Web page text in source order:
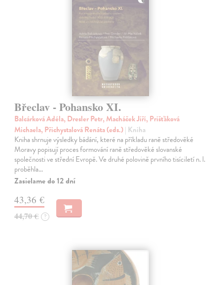
Břeclav - Pohansko XI.
Balcárková Adéla, Dresler Petr, Macháček Jiří, Prišťáková
Michaela, Přichystalová Renáta (eds.)| Kniha
Kniha shrnuje výsledky bádání, které na příkladu raně středověké
Moravy popisují proces formování raně středověké slovanské
společnosti ve střední Evropě. Ve druhé polovině prvního tisíciletí n. l.
proběhla…
Zasielame do 12 dní
43,36 €
44,70 € ?